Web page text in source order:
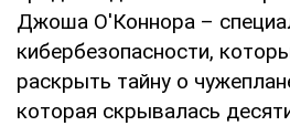
Джоша О'Коннора –
кибербезопасности,
раскрыть тайну о
которая скрывалась